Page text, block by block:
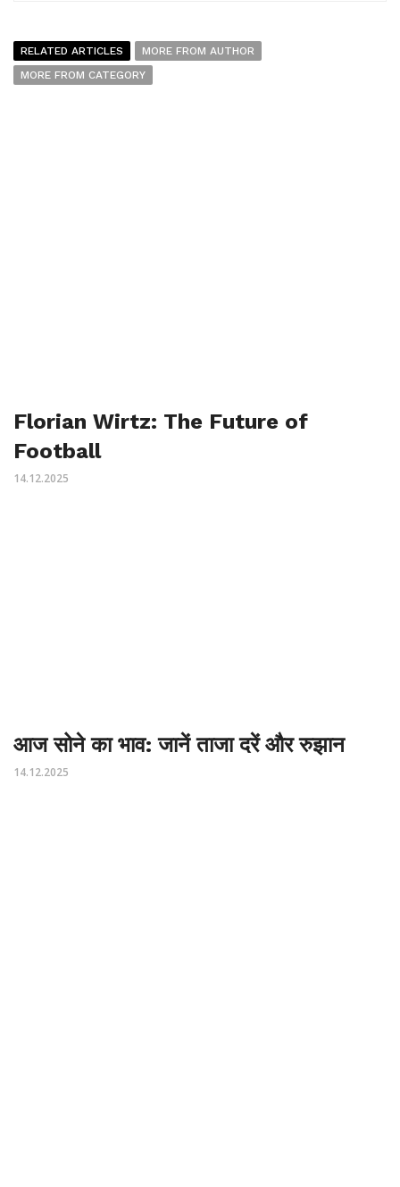
RELATED ARTICLES
MORE FROM AUTHOR
MORE FROM CATEGORY
Florian Wirtz: The Future of
Football
14.12.2025
आज सोने का भाव: जानें ताजा दरें और रुझान
14.12.2025